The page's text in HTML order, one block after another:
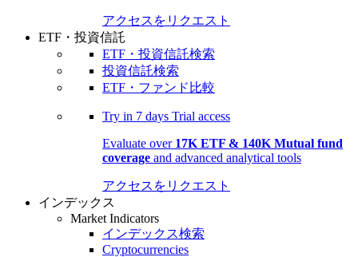
アクセスをリクエスト
ETF・投資信託
ETF・投資信託検索
投資信託検索
ETF・ファンド比較
Try in 7 days Trial access
Evaluate over 17K ETF & 140K Mutual fund
coverage and advanced analytical tools
アクセスをリクエスト
インデックス
Market Indicators
インデックス検索
Cryptocurrencies